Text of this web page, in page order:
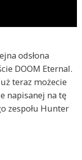
odsłona
DOOM Eternal.
teraz możecie
napisanej na tę
zespołu Hunter